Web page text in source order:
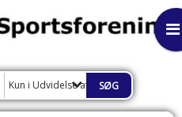
Kun i Udvidelse af Vinding Idræts